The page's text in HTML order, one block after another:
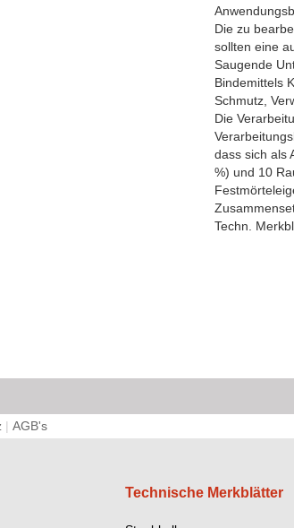
Die zu
sollten eine
Saugende
Bindemittels
Schmutz,
Die
dass sich als
%) und 10
Techn.
| AGB's
Technische Merkblätter